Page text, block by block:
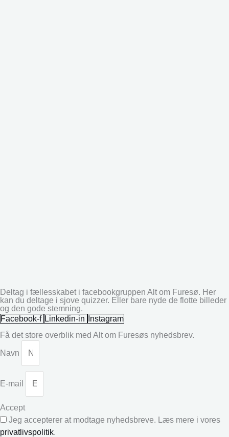
Deltag i fællesskabet i facebookgruppen Alt om Furesø. Her
kan du deltage i sjove quizzer. Eller bare nyde de flotte billeder
og den gode stemning.
Facebook-f Linkedin-in
Instagram
Få det store overblik med Alt om Furesøs nyhedsbrev.
Navn
E-mail
Accept
Jeg accepterer at modtage nyhedsbreve. Læs mere i vores
privatlivspolitik.